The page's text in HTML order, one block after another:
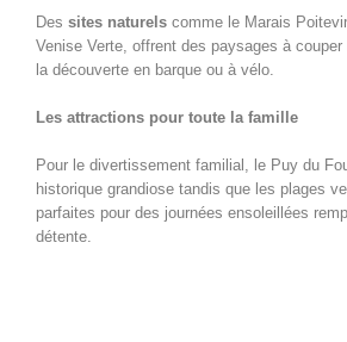
Des sites naturels comme le Marais
Venise Verte, offrent des paysages à
la découverte en barque ou à vélo.
Les attractions pour toute la famille
Pour le divertissement familial, le Puy du
historique grandiose tandis que les plages
parfaites pour des journées ensoleillées
détente.